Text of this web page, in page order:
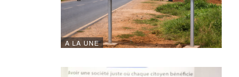
A LA UNE